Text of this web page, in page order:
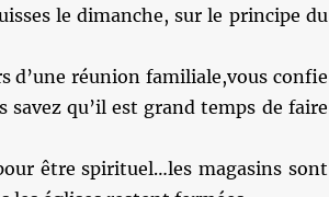
le dimanche, sur le principe du
d’une réunion familiale,vous confie
qu’il est grand temps de faire
être spirituel…les magasins sont